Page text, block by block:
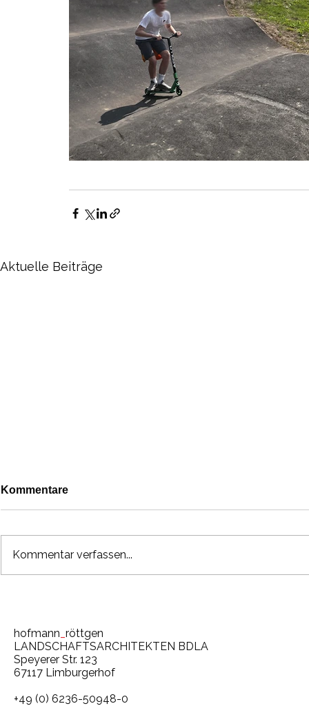
Aktuelle Beiträge
Kommentare
Kommentar verfassen...
hofmann röttgen
LANDSCHAFTSARCHITEKTEN BDLA
Speyerer Str. 123
67117 Limburgerhof
+49 (0) 6236-50948-0